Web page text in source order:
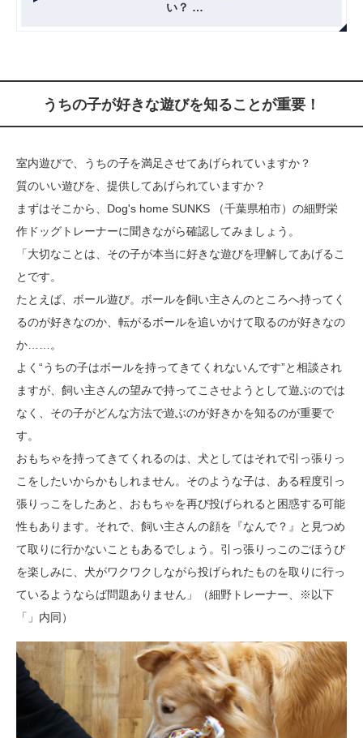
い？
うちの子が好きな遊びを知ることが重要！
室内遊びで、うちの子を満足させてあげられていますか？
質のいい遊びを、提供してあげられていますか？
まずはそこから、Dog's home SUNKS （千葉県柏市）の細野栄
作ドッグトレーナーに聞きながら確認してみましょう。
「大切なことは、その子が本当に好きな遊びを理解してあげるこ
とです。
たとえば、ボール遊び。ボールを飼い主さんのところへ持ってく
るのが好きなのか、転がるボールを追いかけて取るのが好きなの
か……。
よく“うちの子はボールを持ってきてくれないんです”と相談され
ますが、飼い主さんの望みで持ってこさせようとして遊ぶのでは
なく、その子がどんな方法で遊ぶのが好きかを知るのが重要で
す。
おもちゃを持ってきてくれるのは、犬としてはそれで引っ張りっ
こをしたいからかもしれません。そのような子は、ある程度引っ
張りっこをしたあと、おもちゃを再び投げられると困惑する可能
性もあります。それで、飼い主さんの顔を『なんで？』と見つめ
て取りに行かないこともあるでしょう。引っ張りっこのごほうび
を楽しみに、犬がワクワクしながら投げられたものを取りに行っ
ているようならば問題ありません」（細野トレーナー、※以下
「」内同）